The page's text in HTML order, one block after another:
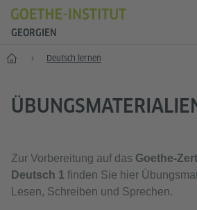
GEORGIEN
Start Deutsch lernen
Zur Vorbereitung auf das Goethe-
Deutsch 1 finden Sie hier
Lesen, Schreiben und Sprechen.